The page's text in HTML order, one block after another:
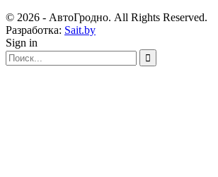
© 2026 - АвтоГродно. All Rights Reserved.
Разработка: Sait.by
Sign in